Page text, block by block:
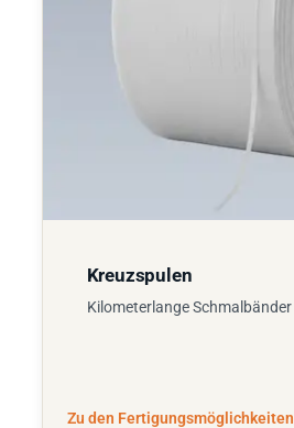
Kreuzspulen
Kilometerlange Schmalbänder
Zu den Fertigungsmöglichkeiten